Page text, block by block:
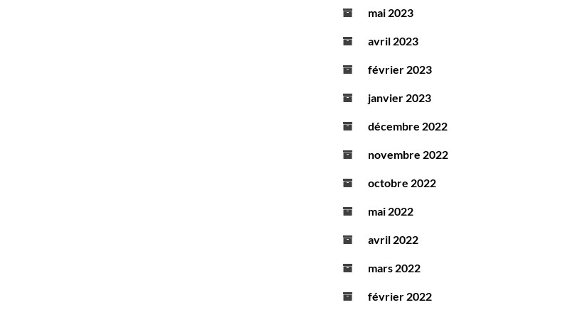
mai 2023
avril 2023
février 2023
janvier 2023
décembre 2022
novembre 2022
octobre 2022
mai 2022
avril 2022
mars 2022
février 2022